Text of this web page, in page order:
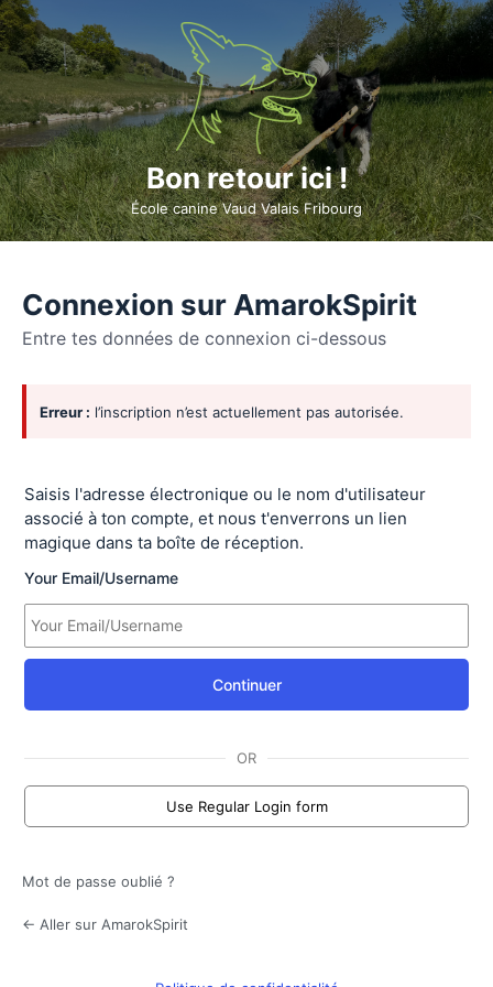
Connexion sur AmarokSpirit
Entre tes données de connexion ci-dessous
Se
connecter
Erreur : l’inscription n’est actuellement pas autorisée.
Saisis l'adresse électronique ou le nom d'utilisateur
associé à ton compte, et nous t'enverrons un lien
magique dans ta boîte de réception.
Your Email/Username
Continuer
OR
Use Regular Login form
Mot de passe oublié ?
← Aller sur AmarokSpirit
Bon retour ici !
École canine Vaud Valais Fribourg